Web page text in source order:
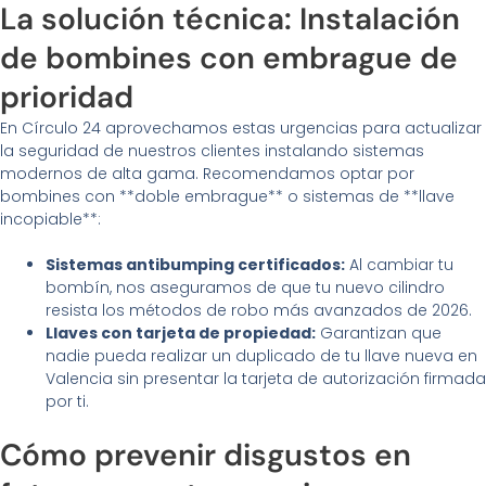
La solución técnica: Instalación
de bombines con embrague de
prioridad
En Círculo 24 aprovechamos estas urgencias para actualizar
la seguridad de nuestros clientes instalando sistemas
modernos de alta gama. Recomendamos optar por
bombines con **doble embrague** o sistemas de **llave
incopiable**:
Sistemas antibumping certificados: Al cambiar tu
bombín, nos aseguramos de que tu nuevo cilindro
resista los métodos de robo más avanzados de 2026.
Llaves con tarjeta de propiedad: Garantizan que
nadie pueda realizar un duplicado de tu llave nueva en
Valencia sin presentar la tarjeta de autorización firmada
por ti.
Cómo prevenir disgustos en